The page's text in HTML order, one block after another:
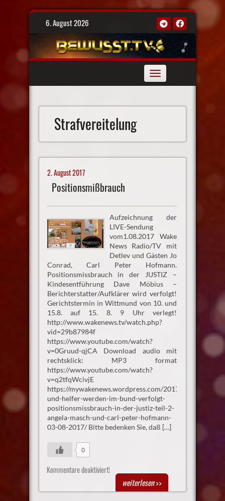
Skip
6. August 2026
Toggle
navigation
Strafvereitelung
2. August 2017
Positionsmißbrauch
Aufzeichnung der
LIVE-Sendung
vom1.08.2017 Wake
News Radio/TV mit
Detlev und Gästen Jo
Conrad, Carl Peter Hofmann.
Positionsmissbrauch in der JUSTIZ –
Kindesentführung Dave Möbius –
Berichterstatter/Aufklärer wird verfolgt!
Gerichtstermin in Wittmund von 10. und
15.8. auf 15. 8. 9 Uhr verlegt!
http://www.wakenews.tv/watch.php?
vid=29b87984f
https://www.youtube.com/watch?
v=0Gruud-qjCA Download audio mit
rechtsklick: MP3 format
https://www.youtube.com/watch?
v=q2tfqWcivjE
https://mywakenews.wordpress.com/2017/08/02/
und-helfer-werden-im-bund-verfolgt-
positionsmissbrauch-in-der-justiz-teil-2-
angela-masch-und-carl-peter-hofmann-
03-08-2017/ Bitte bedenken Sie, daß […]
0
Kommentare deaktiviert!
weiterlesen>>